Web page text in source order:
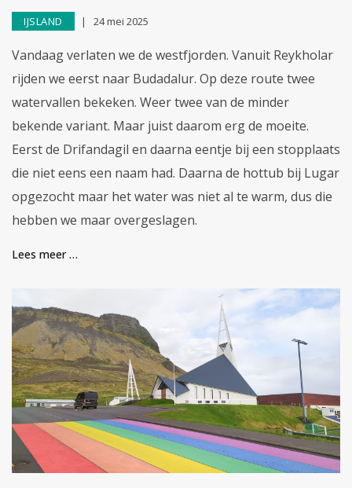
IJSLAND 24 mei 2025
Vandaag verlaten we de westfjorden. Vanuit Reykholar
rijden we eerst naar Budadalur. Op deze route twee
watervallen bekeken. Weer twee van de minder
bekende variant. Maar juist daarom erg de moeite.
Eerst de Drifandagil en daarna eentje bij een stopplaats
die niet eens een naam had. Daarna de hottub bij Lugar
opgezocht maar het water was niet al te warm, dus die
hebben we maar overgeslagen.
Lees meer …